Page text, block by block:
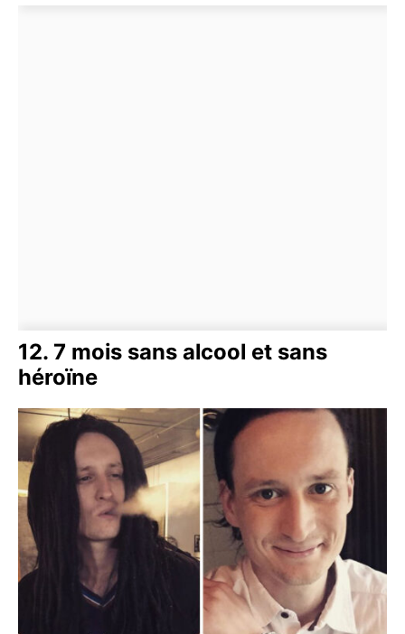
12. 7 mois sans alcool et sans
héroïne